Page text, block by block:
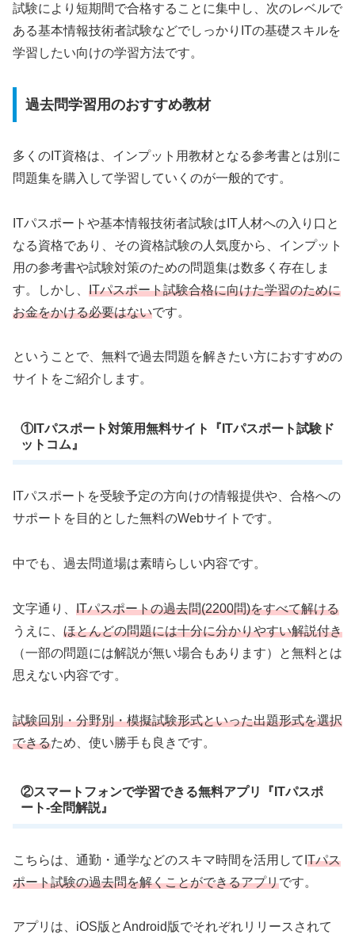
試験により短期間で合格することに集中し、次のレベルで
ある基本情報技術者試験などでしっかりITの基礎スキルを
学習したい向けの学習方法です。
過去問学習用のおすすめ教材
多くのIT資格は、インプット用教材となる参考書とは別に
問題集を購入して学習していくのが一般的です。
ITパスポートや基本情報技術者試験はIT人材への入り口と
なる資格であり、その資格試験の人気度から、インプット
用の参考書や試験対策のための問題集は数多く存在しま
す。しかし、 ITパスポート試験合格に向けた学習のために
お金をかける必要はないです。
ということで、無料で過去問題を解きたい方におすすめの
サイトをご紹介します。
①ITパスポート対策用無料サイト『ITパスポート試験ド
ットコム』
ITパスポートを受験予定の方向けの情報提供や、合格への
サポートを目的とした無料のWebサイトです。
中でも、過去問道場は素晴らしい内容です。
文字通り、 ITパスポートの過去問(2200問)をすべて解ける
うえに、 ほとんどの問題には十分に分かりやすい解説付き
（一部の問題には解説が無い場合もあります）と無料とは
思えない内容です。
試験回別・分野別・模擬試験形式といった出題形式を選択
できるため、使い勝手も良きです。
②スマートフォンで学習できる無料アプリ『ITパスポ
ート-全問解説』
こちらは、通勤・通学などのスキマ時間を活用してI Tパス
ポート試験の過去問を解くことができるアプリです。
アプリは、iOS版とAndroid版でそれぞれリリースされて